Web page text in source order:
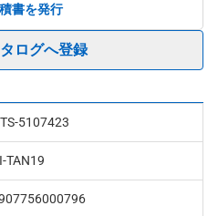
書を発行
ログへ登録
5107423
TAN19